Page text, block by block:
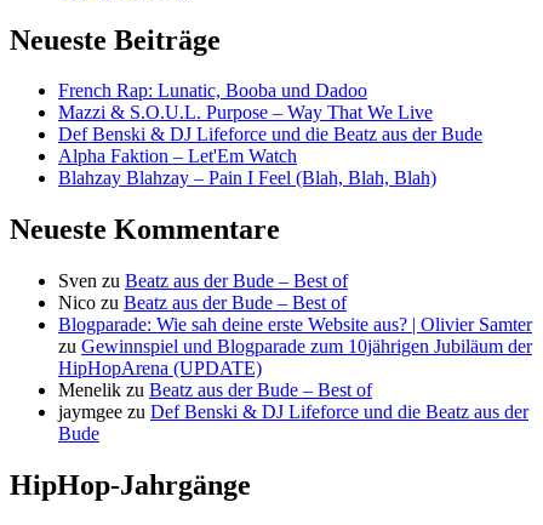
Neueste Beiträge
French Rap: Lunatic, Booba und Dadoo
Mazzi & S.O.U.L. Purpose – Way That We Live
Def Benski & DJ Lifeforce und die Beatz aus der Bude
Alpha Faktion – Let'Em Watch
Blahzay Blahzay – Pain I Feel (Blah, Blah, Blah)
Neueste Kommentare
Sven zu Beatz aus der Bude – Best of
Nico zu Beatz aus der Bude – Best of
Blogparade: Wie sah deine erste Website aus? | Olivier Samter
zu Gewinnspiel und Blogparade zum 10jährigen Jubiläum der
HipHopArena (UPDATE)
Menelik zu Beatz aus der Bude – Best of
jaymgee zu Def Benski & DJ Lifeforce und die Beatz aus der
Bude
HipHop-Jahrgänge